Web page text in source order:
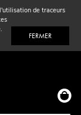
de traceurs
FERMER